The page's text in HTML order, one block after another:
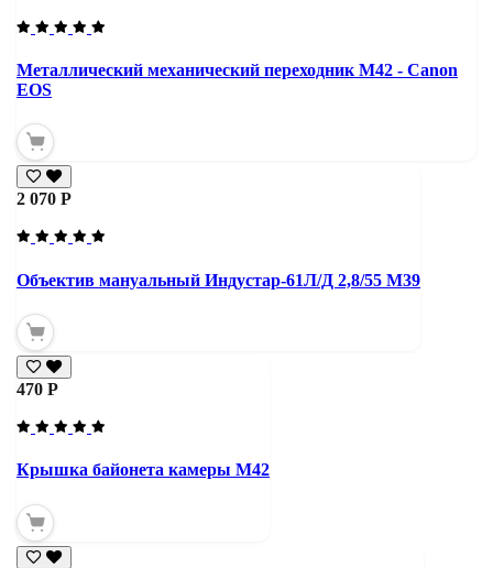
Металлический механический переходник M42 - Canon
EOS
2 070 Р
Объектив мануальный Индустар-61Л/Д 2,8/55 М39
470 Р
Крышка байонета камеры М42